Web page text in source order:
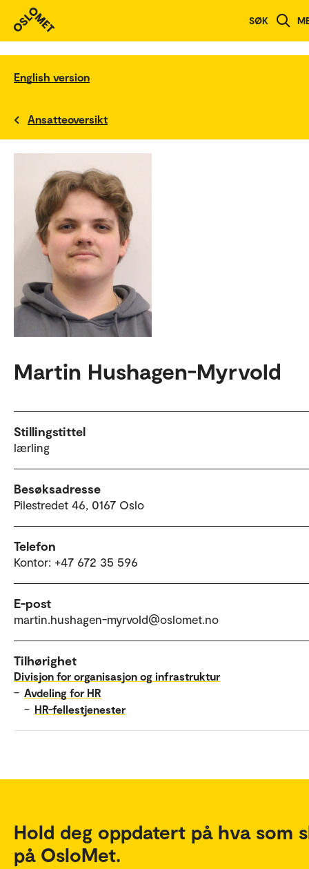
SØK
English version
Ansatteoversikt
Martin Hushagen-Myrvold
Stillingstittel
lærling
Besøksadresse
Pilestredet 46, 0167 Oslo
Telefon
Kontor: +47 672 35 596
E-post
martin.hushagen-myrvold@oslomet.no
Tilhørighet
Divisjon for organisasjon og infrastruktur
– Avdeling for HR
– HR-fellestjenester
Hold deg oppdatert på hva som
på OsloMet.